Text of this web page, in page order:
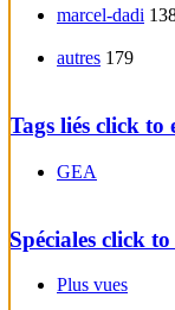
marcel-dadi
autres 179
Tags liés click to
GEA
Spéciales click to
Plus vues